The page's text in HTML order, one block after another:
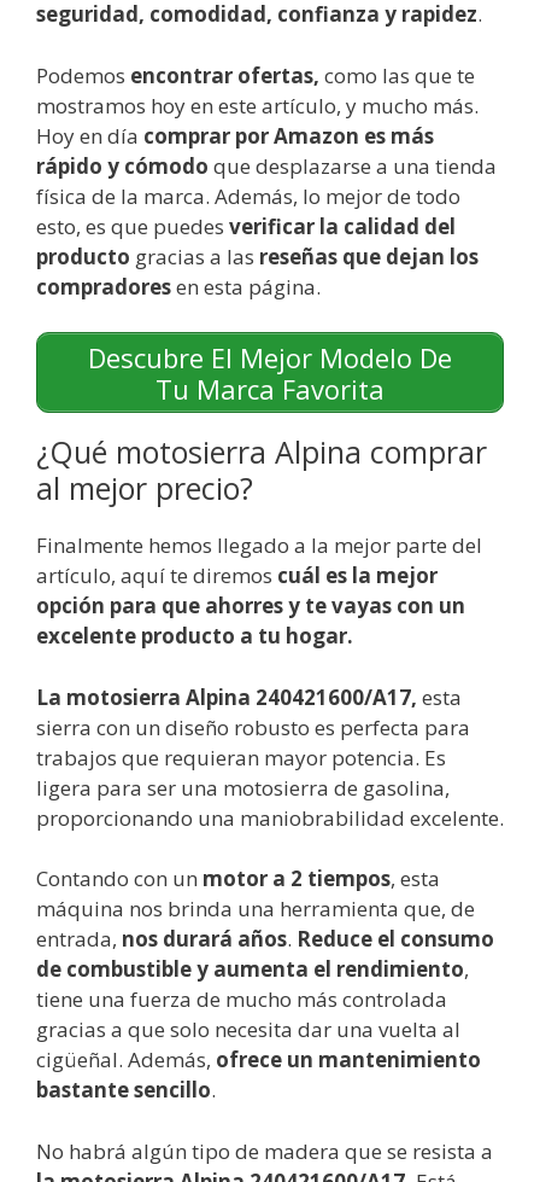
seguridad, comodidad, confianza y rapidez.
Podemos encontrar ofertas, como las que te
mostramos hoy en este artículo, y mucho más.
Hoy en día comprar por Amazon es más
rápido y cómodo que desplazarse a una tienda
física de la marca. Además, lo mejor de todo
esto, es que puedes verificar la calidad del
producto gracias a las reseñas que dejan los
compradoresen esta página.
Descubre El Mejor Modelo De
Tu Marca Favorita
¿Qué motosierra Alpina comprar
al mejor precio?
Finalmente hemos llegado a la mejor parte del
artículo, aquí te diremos cuál es la mejor
opción para que ahorres y te vayas con un
excelente producto a tu hogar.
La motosierra Alpina 240421600/A17, esta
sierra con un diseño robusto es perfecta para
trabajos que requieran mayor potencia. Es
ligera para ser una motosierra de gasolina,
proporcionando una maniobrabilidad excelente.
Contando con un motor a 2 tiempos, esta
máquina nos brinda una herramienta que, de
entrada, nos durará años. Reduce el consumo
de combustible y aumenta el rendimiento,
tiene una fuerza de mucho más controlada
gracias a que solo necesita dar una vuelta al
cigüeñal. Además, ofrece un mantenimiento
bastante sencillo.
No habrá algún tipo de madera que se resista a